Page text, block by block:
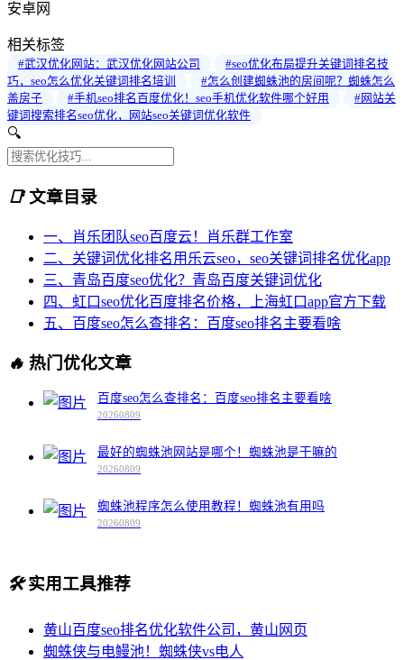
安卓网
相关标签
#武汉优化网站：武汉优化网站公司
#seo优化布局提升关键词排名技
巧，seo怎么优化关键词排名培训
#怎么创建蜘蛛池的房间呢？蜘蛛怎么
盖房子
#手机seo排名百度优化！seo手机优化软件哪个好用
#网站关
键词搜索排名seo优化，网站seo关键词优化软件
🔍
📑文章目录
一、肖乐团队seo百度云！肖乐群工作室
二、关键词优化排名用乐云seo，seo关键词排名优化app
三、青岛百度seo优化？青岛百度关键词优化
四、虹口seo优化百度排名价格，上海虹口app官方下载
五、百度seo怎么查排名：百度seo排名主要看啥
🔥 热门优化文章
百度seo怎么查排名：百度seo排名主要看啥
20260809
最好的蜘蛛池网站是哪个！蜘蛛池是干嘛的
20260809
蜘蛛池程序怎么使用教程！蜘蛛池有用吗
20260809
🛠️实用工具推荐
黄山百度seo排名优化软件公司，黄山网页
蜘蛛侠与电鳗池！蜘蛛侠vs电人